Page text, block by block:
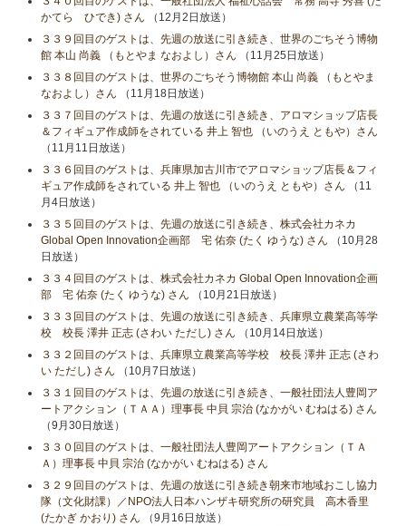
かてら ひでき) さん （12月2日放送）
３３９回目のゲストは、先週の放送に引き続き、世界のごちそう博物
館 本山 尚義 （もとやま なおよし）さん （11月25日放送）
３３８回目のゲストは、世界のごちそう博物館 本山 尚義 （もとやま
なおよし）さん （11月18日放送）
３３７回目のゲストは、先週の放送に引き続き、アロマショップ店長
＆フィギュア作成師をされている 井上 智也 （いのうえ ともや）さん
（11月11日放送）
３３６回目のゲストは、兵庫県加古川市でアロマショップ店長＆フィ
ギュア作成師をされている 井上 智也 （いのうえ ともや）さん （11
月4日放送）
３３５回目のゲストは、先週の放送に引き続き、株式会社カネカ
Global Open Innovation企画部 宅 佑奈 (たく ゆうな) さん （10月28
日放送）
３３４回目のゲストは、株式会社カネカ Global Open Innovation企画
部 宅 佑奈 (たく ゆうな) さん （10月21日放送）
３３３回目のゲストは、先週の放送に引き続き、兵庫県立農業高等学
校 校長 澤井 正志 (さわい ただし) さん （10月14日放送）
３３２回目のゲストは、兵庫県立農業高等学校 校長 澤井 正志 (さわ
い ただし) さん （10月7日放送）
３３１回目のゲストは、先週の放送に引き続き、一般社団法人豊岡ア
ートアクション（ＴＡＡ）理事長 中貝 宗治 (なかがい むねはる) さん
（9月30日放送）
３３０回目のゲストは、一般社団法人豊岡アートアクション（ＴＡ
Ａ）理事長 中貝 宗治 (なかがい むねはる) さん
３２９回目のゲストは、先週の放送に引き続き朝来市地域おこし協力
隊（文化財課）／NPO法人日本ハンザキ研究所の研究員 高木香里
(たかぎ かおり) さん （9月16日放送）